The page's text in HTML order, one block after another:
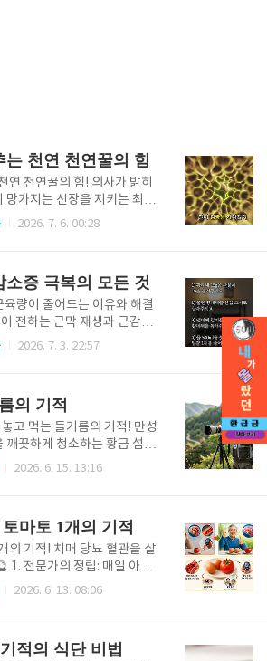
는 천연 천연꿀의 힘
연 천연꿀의 힘! 의사가 밝히
망가지는 신장을 지키는 최고
터 분석여러분, 오늘 아침에
어가면 콩팥의 미세한 필터들
때와 똑같은 방식으로 수분을
게 마련입니다.저는 오랜 세
르신을 만나며 "선생님, 진작
"라는 안타까운 고백을 참 많
고 세포를..
2026. 7. 6. 00:28
소증 극복의 모든 것
량이 줄어드는 이유와 해결
전하는 근막 재생과 근감소
니다, 여러분! 매일 열심히 걷
음식을 먹어도 밑 빠진 독에
의 몸속에서 근육이 획기적으
밀 데이터 핵심 메커니즘을
. 귀를 기울이고 식단과 마음
요!👑 1. 전문가의 정립: 근육
지하철 선로..
2026. 7. 3. 22:57
의 기적
고 먹는 들기름의 기적! 만성
깨끗하게 청소하는 황금 섭취
우리가 매일 아침 오메가-3
영양제에 의존하고 계시지만,
에 가까이 있었습니다.제가 현
서 가장 감탄했던 식재료가
일인 들기름입니다. 이 천연
식물성 기름 중에서 세포의
사가 무너..
2026. 6. 15. 13:16
마토 1개의 기적
의 기적! 치매 당뇨 혈관을 살
1. 전문가의 정립: 매일 아침
는 혈당과 근육의 황금 혁명
정밀 데이터를 정밀하게 분석
2026. 6. 13. 08:06
적의 식단 비법